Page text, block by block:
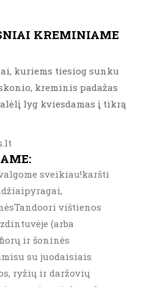
KREMINIAME
kuriems tiesiog sunku
kreminis padažas
lyg kviesdamas į tikrą
sveikiau!karšti
vištienos
(arba
ir šoninės
su juodaisiais
ryžių ir daržovių